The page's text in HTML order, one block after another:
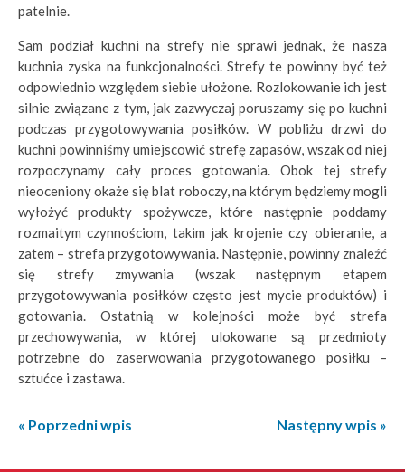
patelnie.
Sam podział kuchni na strefy nie sprawi jednak, że nasza
kuchnia zyska na funkcjonalności. Strefy te powinny być też
odpowiednio względem siebie ułożone. Rozlokowanie ich jest
silnie związane z tym, jak zazwyczaj poruszamy się po kuchni
podczas przygotowywania posiłków. W pobliżu drzwi do
kuchni powinniśmy umiejscowić strefę zapasów, wszak od niej
rozpoczynamy cały proces gotowania. Obok tej strefy
nieoceniony okaże się blat roboczy, na którym będziemy mogli
wyłożyć produkty spożywcze, które następnie poddamy
rozmaitym czynnościom, takim jak krojenie czy obieranie, a
zatem – strefa przygotowywania. Następnie, powinny znaleźć
się strefy zmywania (wszak następnym etapem
przygotowywania posiłków często jest mycie produktów) i
gotowania. Ostatnią w kolejności może być strefa
przechowywania, w której ulokowane są przedmioty
potrzebne do zaserwowania przygotowanego posiłku –
sztućce i zastawa.
« Poprzedni wpis Następny wpis »